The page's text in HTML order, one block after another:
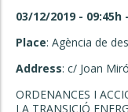
03/12/2019 - 09:45h
Place: Agència de
Address: c/ Joan
ORDENANCES I
LA TRANSICIÓ